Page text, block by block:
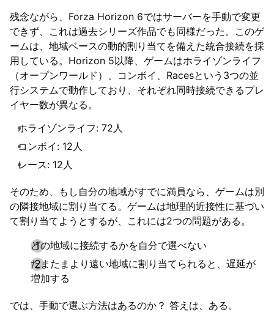
残念ながら、Forza Horizon 6ではサーバーを手動で変更
できず、これは過去シリーズ作品でも同様だった。このゲ
ームは、地域ベースの動的割り当てを備えた統合接続を採
用している。Horizon 5以降、ゲームはホライゾンライフ
（オープンワールド）、コンボイ、Racesという3つの並
行システムで動作しており、それぞれ同時接続できるプレ
イヤー数が異なる。
ホライゾンライフ: 72人
コンボイ: 12人
レース: 12人
そのため、もし自分の地域がすでに満員なら、ゲームは別
の隣接地域に割り当てる。ゲームは地理的近接性に基づい
て割り当てようとするが、これには2つの問題がある。
どの地域に接続するかを自分で選べない
たまたまより遠い地域に割り当てられると、遅延が
増加する
では、手動で選ぶ方法はあるのか？ 答えは、ある。